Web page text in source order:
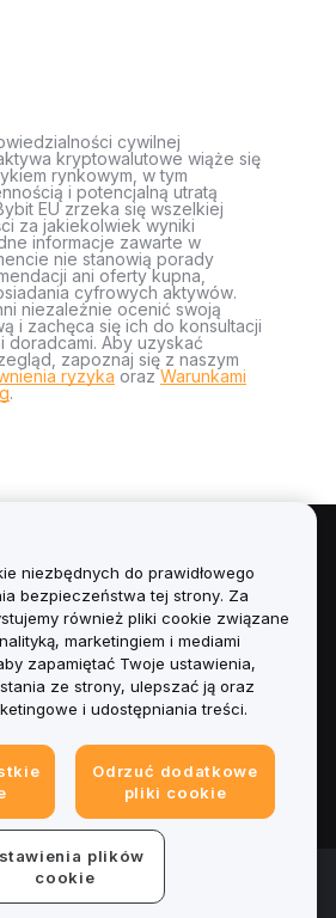
cywilnej
kryptowalutowe wiąże się
rynkowym, w tym
i potencjalną utratą
EU zrzeka się wszelkiej
za jakiekolwiek wyniki
informacje zawarte w
nie stanowią porady
ani oferty kupna,
cyfrowych aktywów.
niezależnie ocenić swoją
i zachęca się ich do konsultacji
doradcami. Aby uzyskać
zapoznaj się z naszym
ryzyka orazWarunkami
.
Wszystkie prawa zastrzeżone.
niezbędnych do prawidłowego
bezpieczeństwa tej strony. Za
również pliki cookie związane
marketingiem i mediami
zapamiętać Twoje ustawienia,
ze strony, ulepszać ją oraz
i udostępniania treści.
Odrzuć dodatkowe
pliki cookie
plików
cookie